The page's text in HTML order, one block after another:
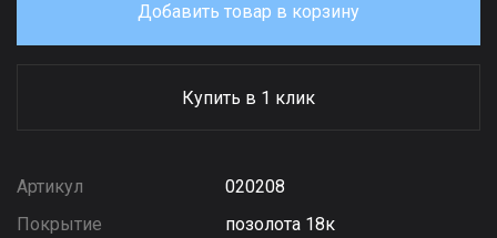
Добавить товар в корзину
Купить в 1 клик
Артикул
020208
Покрытие
позолота 18к